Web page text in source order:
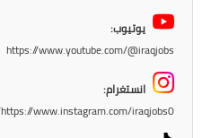
يوتيوب:
https://www.youtube.com/@iraqjobs
انستغرام:
https://www.instagram.com/iraqjobs0/